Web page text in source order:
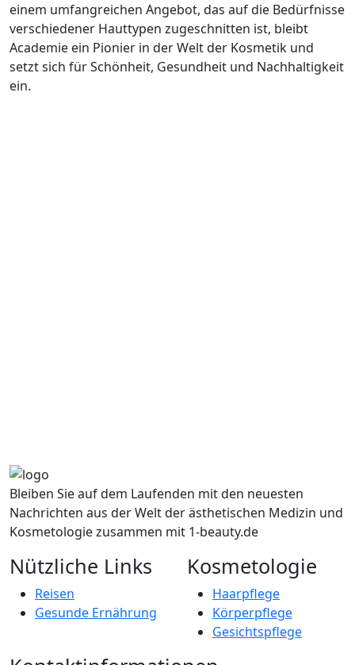
einem umfangreichen Angebot, das auf die Bedürfnisse
verschiedener Hauttypen zugeschnitten ist, bleibt
Academie ein Pionier in der Welt der Kosmetik und
setzt sich für Schönheit, Gesundheit und Nachhaltigkeit
ein.
Bleiben Sie auf dem Laufenden mit den neuesten
Nachrichten aus der Welt der ästhetischen Medizin und
Kosmetologie zusammen mit 1-beauty.de
Nützliche Links
Reisen
Gesunde Ernährung
Kosmetologie
Haarpflege
Körperpflege
Gesichtspflege